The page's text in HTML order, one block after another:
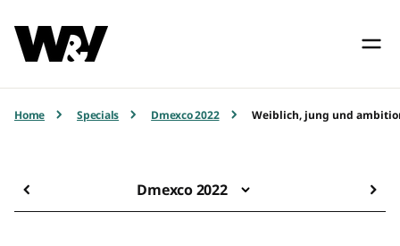
Home Specials Dmexco 2022 Weiblich, jung und
Dmexco 2022